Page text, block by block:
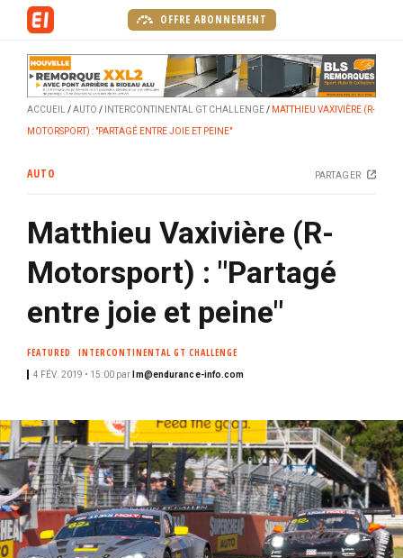
i
p
a
l
OFFRE ABONNEMENT
ACCUEIL AUTO INTERCONTINENTAL GT CHALLENGE MATTHIEU VAXIVIÈRE (R-
MOTORSPORT) : "PARTAGÉ ENTRE JOIE ET PEINE"
AUTO PARTAGER
Matthieu Vaxivière (R-
Motorsport) : "Partagé
entre joie et peine"
FEATURED INTERCONTINENTAL GT CHALLENGE
4 FÉV. 2019 • 15:00 par lm@endurance-info.com